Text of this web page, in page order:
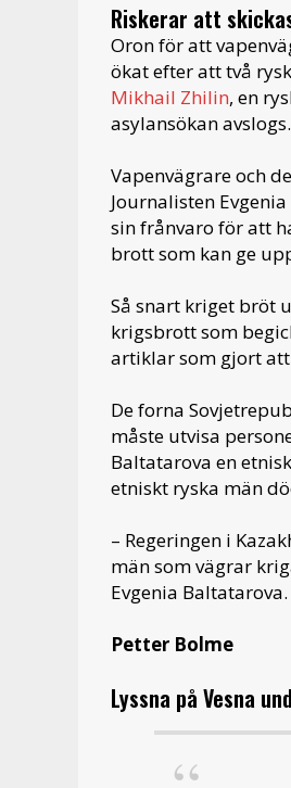
Riskerar att
Oron för att
ökat efter att två
Mikhail Zhilin, en
asylansökan
Vapenvägrare och
Journalisten
sin frånvaro för att
brott som kan ge
Så snart kriget bröt
krigsbrott som
artiklar som gjort
De forna
måste utvisa
Baltatarova en
etniskt ryska män
– Regeringen i
män som vägrar
Evgenia Baltatarova.
Petter Bolme
Lyssna på Vesna